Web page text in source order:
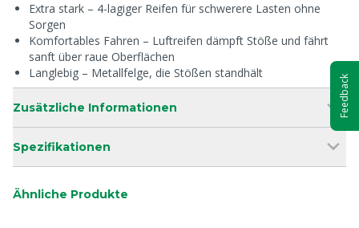
Extra stark – 4-lagiger Reifen für schwerere Lasten ohne
Sorgen
Komfortables Fahren – Luftreifen dämpft Stöße und fährt
sanft über raue Oberflächen
Langlebig – Metallfelge, die Stößen standhält
Zusätzliche Informationen
Spezifikationen
Ähnliche Produkte
Feedback